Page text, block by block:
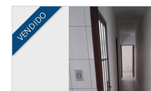
VENDIDO